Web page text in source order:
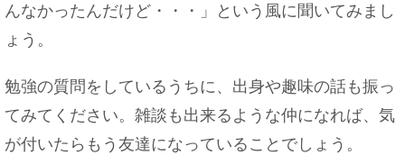
胎児が大きいと早く産まれる？早めるには？巨大児
【クリスマス】彼女と二人で幸せなクリスマスにす
る過ごし方
んなかったんだけど・・・」という風に聞いてみまし
ょう。
勉強の質問をしているうちに、出身や趣味の話も振っ
てみてください。雑談も出来るような仲になれば、気
が付いたらもう友達になっていることでしょう。